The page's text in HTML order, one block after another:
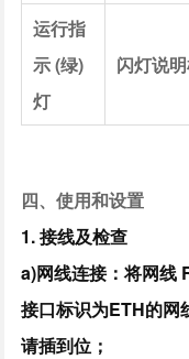
运行指
示 (绿)
灯
闪灯说
四、使用和设置
1. 接线及检查
a)网线连接：将网线
接口标识为ETH的网
请插到位；